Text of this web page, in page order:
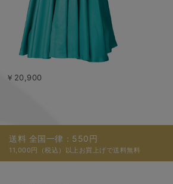
￥20,900
送料 全国一律：550円
11,000円（税込）以上お買上げで送料無料